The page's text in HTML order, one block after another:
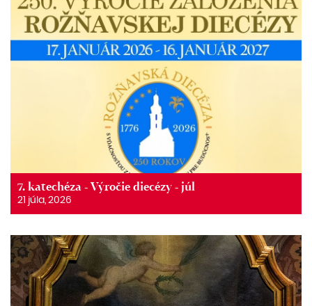
7. katechéza - Výročie diecézy - júl
21 júla, 2026